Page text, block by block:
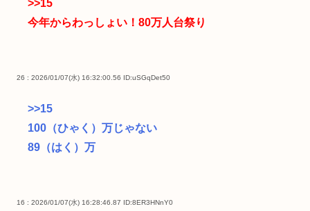
>>15
今年からわっしょい！80万人台祭り
26 : 2026/01/07(水) 16:32:00.56 ID:uSGqDet50
>>15
100（ひゃく）万じゃない
89（はく）万
16 : 2026/01/07(水) 16:28:46.87 ID:8ER3HNnY0